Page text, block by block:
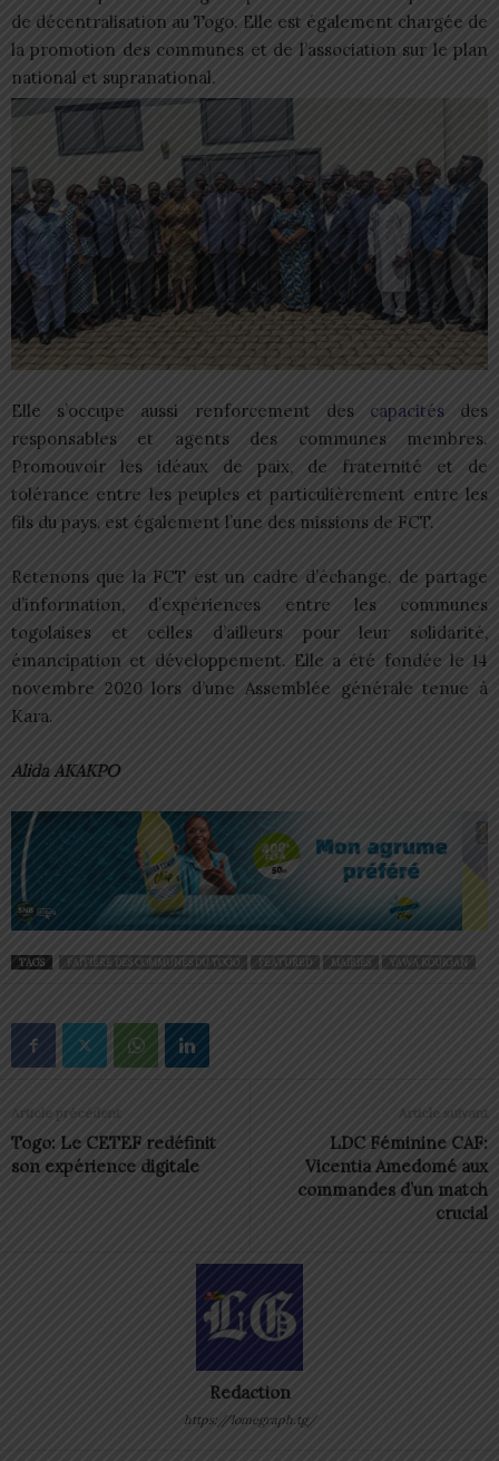
de décentralisation au Togo. Elle est également chargée de
la promotion des communes et de l’association sur le plan
national et supranational.
Elle s’occupe aussi renforcement des capacitésdes
responsables et agents des communes membres.
Promouvoir les idéaux de paix, de fraternité et de
tolérance entre les peuples et particulièrement entre les
fils du pays, est également l’une des missions de FCT.
Retenons que la FCT est un cadre d’échange, de partage
d’information, d’expériences entre les communes
togolaises et celles d’ailleurs pour leur solidarité,
émancipation et développement. Elle a été fondée le 14
novembre 2020 lors d’une Assemblée générale tenue à
Kara.
Alida AKAKPO
TAGS FAÎTIÈRE DES COMMUNES DU TOGO FEATURED MAIRIES YAWA KOUIGAN
Article précédent
Togo: Le CETEF redéfinit
son expérience digitale
Article suivant
LDC Féminine CAF:
Vicentia Amedomé aux
commandes d’un match
crucial
Redaction
https://lomegraph.tg/